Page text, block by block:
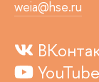
weia@hse.ru
YouTube